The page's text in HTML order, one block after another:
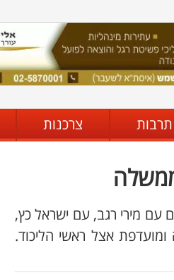
תרבות צרכנות
עם מירי רגב, עם ישראל כץ,
ומועדפת אצל ראשי הליכוד.